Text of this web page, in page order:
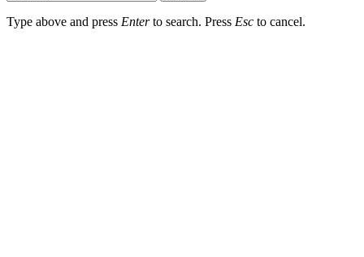
Type above and press Enterto search. Press Esc to cancel.